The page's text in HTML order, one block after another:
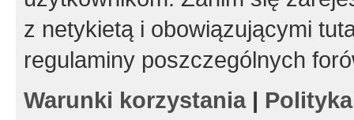
z netykietą i obowiązującymi
regulaminy poszczególnych
Warunki korzystania|